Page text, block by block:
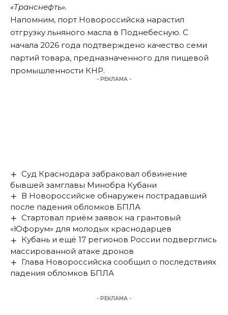
«Транснефть».
Напомним, порт Новороссийска нарастил
отгрузку льняного масла в Поднебесную. С
начала 2026 года подтверждено качество семи
партий товара, предназначенного для пищевой
промышленности КНР.
- РЕКЛАМА -
Суд Краснодара забраковал обвинение
бывшей замглавы Минобра Кубани
В Новороссийске обнаружен пострадавший
после падения обломков БПЛА
Стартовал приём заявок на грантовый
«Юфорум» для молодых краснодарцев
Кубань и ещё 17 регионов России подверглись
массированной атаке дронов
Глава Новороссийска сообщил о последствиях
падения обломков БПЛА
- РЕКЛАМА -